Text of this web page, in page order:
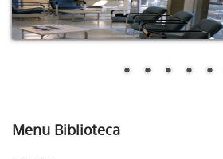
Menu Biblioteca